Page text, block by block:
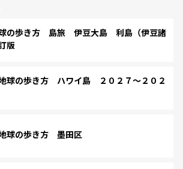
の歩き方 島旅 伊豆大島 利島（伊豆諸
版
球の歩き方 ハワイ島 ２０２７～２０２
球の歩き方 墨田区